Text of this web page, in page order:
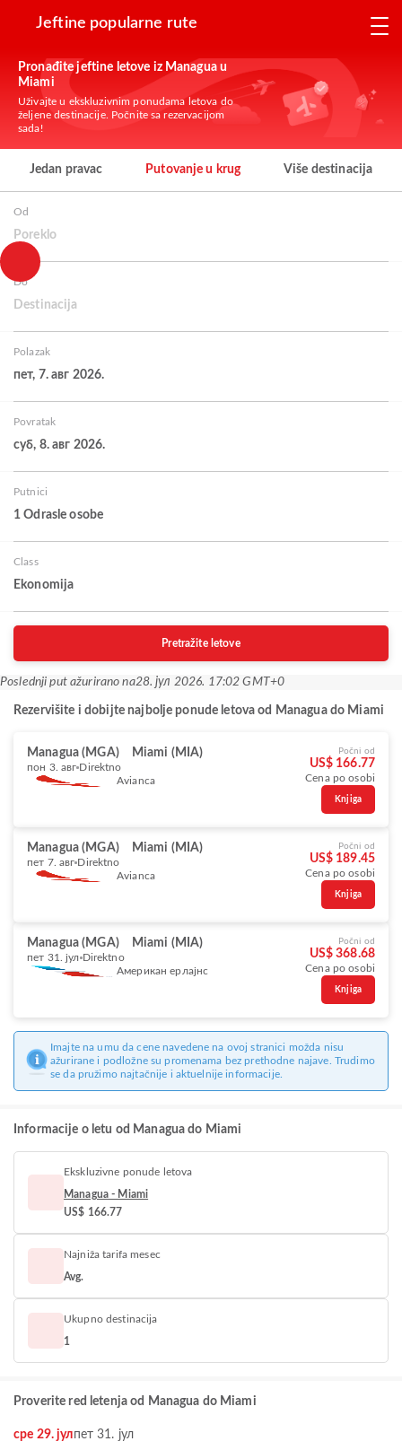
Jeftine popularne rute
Pronađite jeftine letove iz Managua u
Miami
Uživajte u ekskluzivnim ponudama letova do
željene destinacije. Počnite sa rezervacijom
sada!
Jedan pravac Putovanje u krug Više destinacija
Od
Poreklo
Do
Destinacija
Polazak
пет, 7. авг 2026.
Povratak
суб, 8. авг 2026.
Putnici
1 Odrasle osobe
Class
Ekonomija
Pretražite letove
Poslednji put ažurirano na28. јул 2026. 17:02 GMT+0
Rezervišite i dobijte najbolje ponude letova od Managua do Miami
Managua (MGA) Miami (MIA)
пон 3. авг Direktno
Avianca
Počni od
US$ 166.77
Cena po osobi
Knjiga
Managua (MGA) Miami (MIA)
пет 7. авг Direktno
Avianca
Počni od
US$ 189.45
Cena po osobi
Knjiga
Managua (MGA) Miami (MIA)
пет 31. јул Direktno
Американ ерлајнс
Počni od
US$ 368.68
Cena po osobi
Knjiga
Imajte na umu da cene navedene na ovoj stranici možda nisu
ažurirane i podložne su promenama bez prethodne najave. Trudimo
se da pružimo najtačnije i aktuelnije informacije.
Informacije o letu od Managua do Miami
Ekskluzivne ponude letova
Managua - Miami
US$ 166.77
Najniža tarifa mesec
Avg.
Ukupno destinacija
1
Proverite red letenja od Managua do Miami
сре 29. јулпет 31. јул